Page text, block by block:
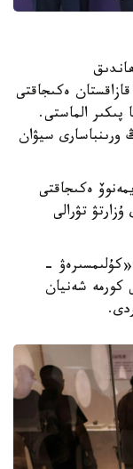
ەكىجاقتى
پىكىر الماستى.
ورىنباسارى سيۋان
ەكىجاقتى
تۋرالى
-
كورمە شەنيان